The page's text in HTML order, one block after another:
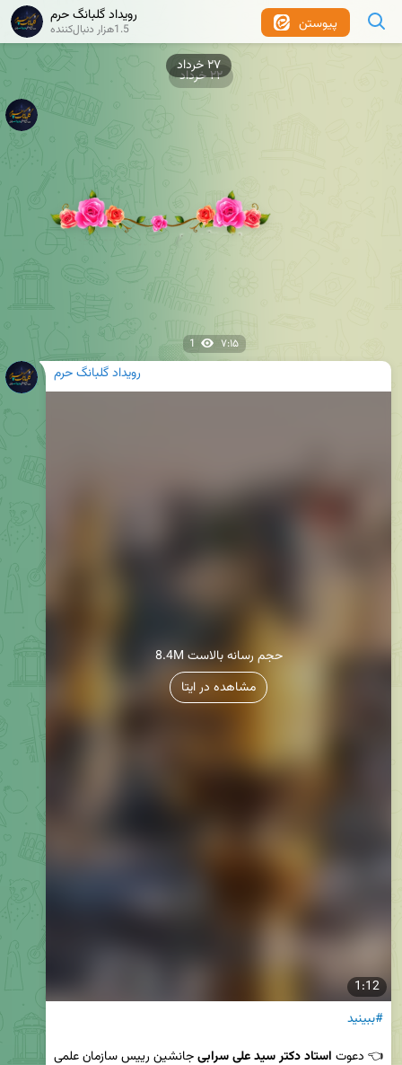
پیوستن رویداد گلبانگ حرم
1.5هزار دنبال‌کننده
1 ۷:۱۵
۲۲ خرداد
رویداد گلبانگ حرم
1:12
8.4M حجم رسانه بالاست
مشاهده در ایتا
#ببینید
👈 دعوت استاد دکتر سید علی سرابی